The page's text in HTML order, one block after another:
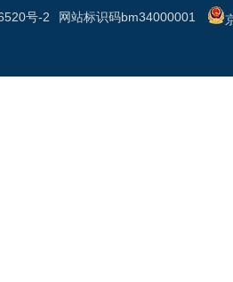
网站标识码bm34000001
号-2